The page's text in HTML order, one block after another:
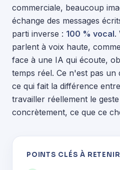
commerciale, beaucoup
échange des messages
parti inverse : 100 % vocal.
parlent à voix haute,
face à une IA qui écoute,
temps réel. Ce n'est pas un
ce qui fait la différence
travailler réellement le
concrètement, ce que ce
POINTS CLÉS À RETENIR